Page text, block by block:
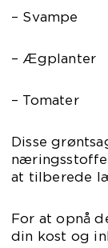
– Svampe
– Ægplanter
– Tomater
Disse
at tilberede
For at opnå
din kost og